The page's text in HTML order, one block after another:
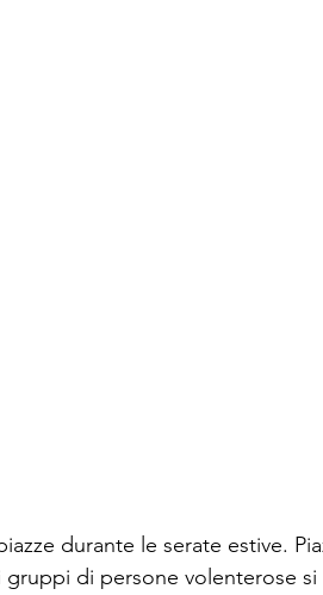
durante le serate estive.
gruppi di persone volenterose si